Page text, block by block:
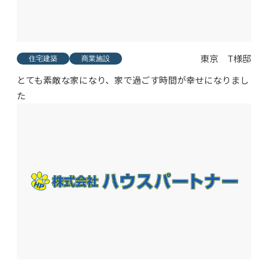
住宅建築 商業施設
東京 T様邸
とても素敵な家になり、家で過ごす時間が幸せになりまし
た